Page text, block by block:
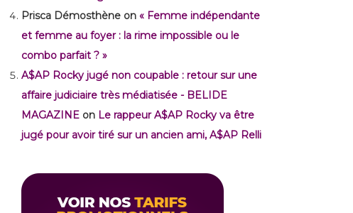
Prisca Démosthène on « Femme indépendante
et femme au foyer : la rime impossible ou le
combo parfait ? »
A$AP Rocky jugé non coupable : retour sur une
affaire judiciaire très médiatisée - BELIDE
MAGAZINE on Le rappeur A$AP Rocky va être
jugé pour avoir tiré sur un ancien ami, A$AP Relli